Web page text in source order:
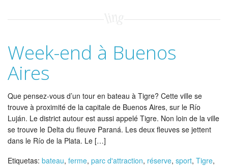
Week-end à Buenos
Aires
Que pensez-vous d’un tour en bateau à Tigre? Cette ville se
trouve à proximité de la capitale de Buenos Aires, sur le Río
Luján. Le district autour est aussi appelé Tigre. Non loin de la ville
se trouve le Delta du fleuve Paraná. Les deux fleuves se jettent
dans le Río de la Plata. Le […]
Etiquetas: bateau, ferme, parc d'attraction, réserve, sport, Tigre,